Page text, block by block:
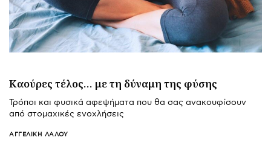
Καούρες τέλος… με τη δύναμη της φύσης
Τρόποι και φυσικά αφεψήματα που θα σας ανακουφίσουν
από στομαχικές ενοχλήσεις
ΑΓΓΕΛΙΚΉ ΛΆΛΟΥ